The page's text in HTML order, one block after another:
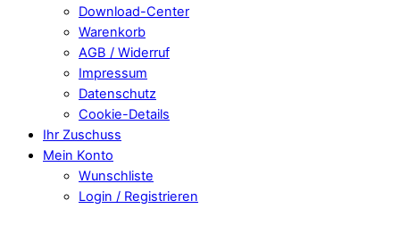
Download-Center
Warenkorb
AGB / Widerruf
Impressum
Datenschutz
Cookie-Details
Ihr Zuschuss
Mein Konto
Wunschliste
Login / Registrieren